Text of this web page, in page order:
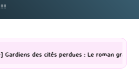
des cités perdues : Le roman graphique